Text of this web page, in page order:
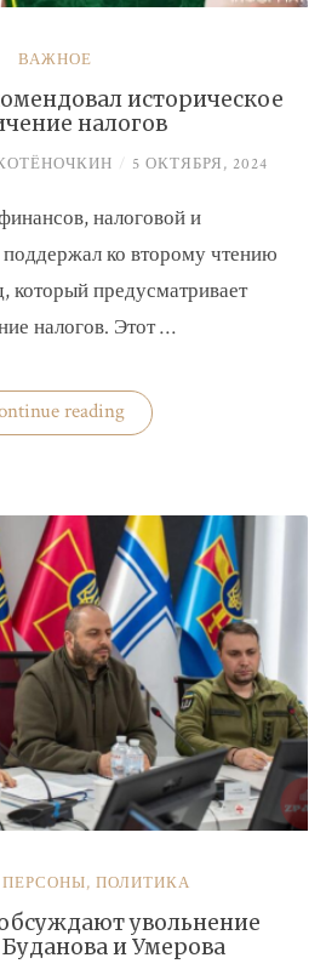
ВАЖНОЕ
историческое
налогов
/ 5 ОКТЯБРЯ, 2024
налоговой и
ко второму чтению
который предусматривает
налогов. Этот …
reading«Комитет
ВР
налогов»
ПЕРСОНЫ, ПОЛИТИКА
увольнение
и Умерова